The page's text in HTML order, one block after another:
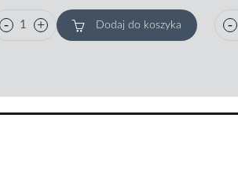
Dodaj do koszyka